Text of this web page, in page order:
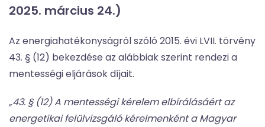
2025. március 24.)
Az energiahatékonyságról szóló 2015. évi LVII. törvény
43. § (12) bekezdése az alábbiak szerint rendezi a
mentességi eljárások díjait.
„43. § (12) A mentességi kérelem elbírálásáért az
energetikai felülvizsgáló kérelmenként a Magyar